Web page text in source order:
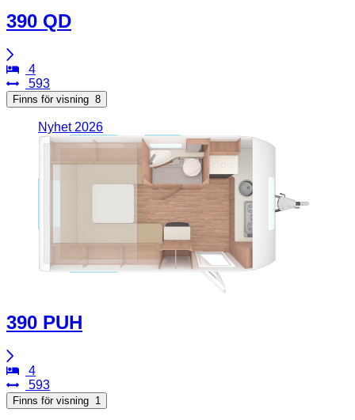
390 QD
4
593
Finns för visning 8
Nyhet 2026
390 PUH
4
593
Finns för visning 1